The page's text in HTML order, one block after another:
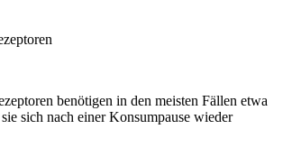
benötigen in den meisten Fällen etwa
sich nach einer Konsumpause wieder